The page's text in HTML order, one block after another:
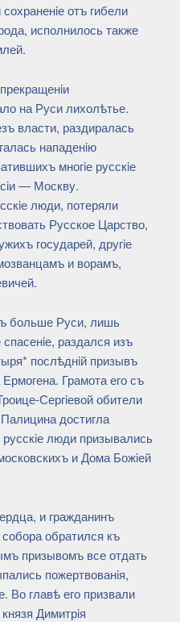
отъ гибели
исполнилось также
на Руси лихолѣтье.
власти, раздиралась
нападенiю
многiе русскiе
— Москву.
люди, потеряли
Русское Царство,
государей, другiе
и ворамъ,
больше Руси, лишь
раздался изъ
послѣднiй призывъ
Грамота его съ
Сергiевой обители
достигла
люди призывались
и Дома Божiей
и гражданинъ
обратился къ
призывомъ все отдать
пожертвованiя,
Во главѣ его призвали
Димитрiя